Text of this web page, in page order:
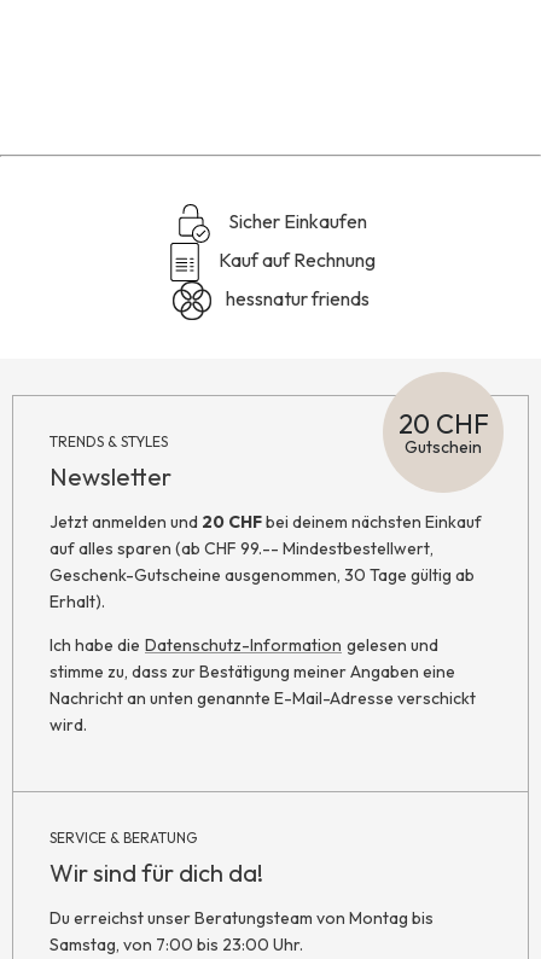
Sicher Einkaufen
Kauf auf Rechnung
hessnatur friends
TRENDS & STYLES
Newsletter
20 CHF
Gutschein
Jetzt anmelden und 20 CHFbei deinem nächsten Einkauf
auf alles sparen (ab CHF 99.-- Mindestbestellwert,
Geschenk-Gutscheine ausgenommen, 30 Tage gültig ab
Erhalt).
Ich habe die Datenschutz-Information gelesen und
stimme zu, dass zur Bestätigung meiner Angaben eine
Nachricht an unten genannte E-Mail-Adresse verschickt
wird.
SERVICE & BERATUNG
Wir sind für dich da!
Du erreichst unser Beratungsteam von Montag bis
Samstag, von 7:00 bis 23:00 Uhr.